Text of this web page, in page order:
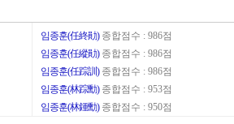
임종훈(任終勛)종합점수 : 986점
임종훈(任縱勛)종합점수 : 986점
임종훈(任踪訓)종합점수 : 986점
임종훈(林踪勳)종합점수 : 953점
임종훈(林鍾勳)종합점수 : 950점